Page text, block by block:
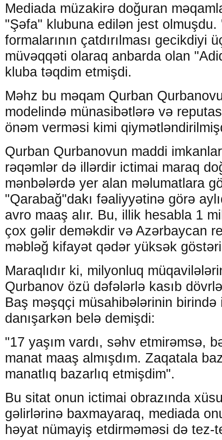
Mediada müzakirə doğuran
"Şəfa" klubuna edilən jest olmuşdu.
formalarının çatdırılması gecikdiyi
müvəqqəti olaraq anbarda olan
kluba təqdim etmişdi.
Məhz bu məqam Qurban
modelində münasibətlərə və
önəm verməsi kimi
Qurban Qurbanovun maddi
rəqəmlər də illərdir ictimai maraq
mənbələrdə yer alan məlumatlara
"Qarabağ"dakı fəaliyyətinə görə
avro maaş alır. Bu, illik hesabla 1
çox gəlir deməkdir və Azərbaycan
məbləğ kifayət qədər yüksək
Maraqlıdır ki, milyonluq
Qurbanov özü dəfələrlə kasıb
Baş məşqçi müsahibələrinin birində
danışarkən belə demişdi:
"17 yaşım vardı, səhv etmirəmsə,
manat maaş almışdım. Zaqatala
manatlıq bazarlıq etmişdim".
Bu sitat onun ictimai obrazında
gəlirlərinə baxmayaraq, mediada
həyat nümayiş etdirməməsi də tez-